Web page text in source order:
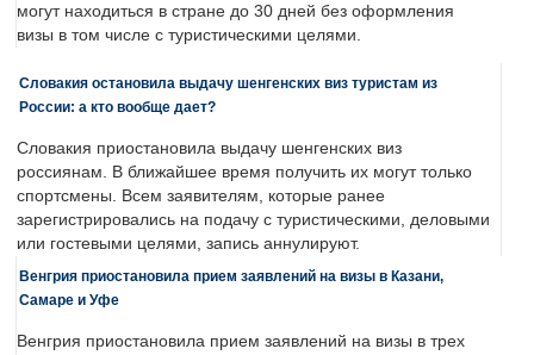
могут находиться в стране до 30 дней без оформления
визы в том числе с туристическими целями.
Словакия остановила выдачу шенгенских виз туристам из
России: а кто вообще дает?
Словакия приостановила выдачу шенгенских виз
россиянам. В ближайшее время получить их могут только
спортсмены. Всем заявителям, которые ранее
зарегистрировались на подачу с туристическими, деловыми
или гостевыми целями, запись аннулируют.
Венгрия приостановила прием заявлений на визы в Казани,
Самаре и Уфе
Венгрия приостановила прием заявлений на визы в трех